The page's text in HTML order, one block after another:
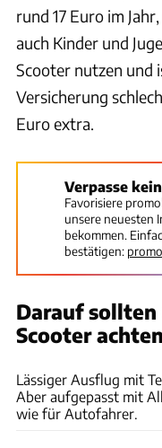
rund 17 Euro im
auch Kinder und
Scooter nutzen und
Versicherung
Euro extra.
Verpasse
Favorisiere
unsere neuesten
bekommen.
bestätigen:
Darauf sollten
Scooter achten
Lässiger Ausflug mit
Aber aufgepasst mit
wie für Autofahrer.